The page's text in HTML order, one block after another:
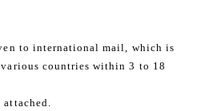
to international mail, which is
countries within 3 to 18